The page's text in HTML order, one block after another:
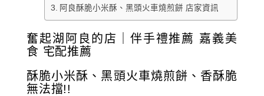
阿良酥脆小米酥、黑頭火車燒煎餅 店家資訊
奮起湖阿良的店｜伴手禮推薦 嘉義美
食 宅配推薦
酥脆小米酥、黑頭火車燒煎餅、香酥脆
無法擋!!